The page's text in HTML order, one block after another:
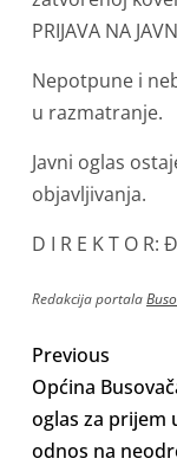
PRIJAVA NA
Nepotpune i
u razmatranje.
Javni oglas
objavljivanja.
D I R E K T O
Redakcija portala
Previous
Općina
oglas za prijem
odnos na